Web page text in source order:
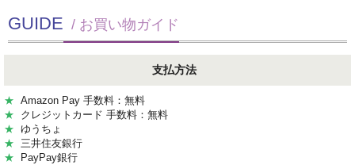
GUIDE / お買い物ガイド
支払方法
★ Amazon Pay 手数料：無料
★ クレジットカード 手数料：無料
★ ゆうちょ
★ 三井住友銀行
★ PayPay銀行